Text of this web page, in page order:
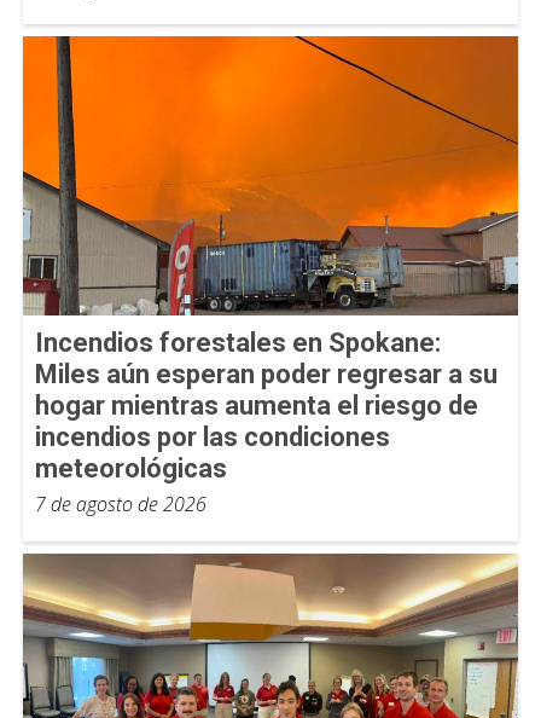
Incendios forestales en Spokane:
Miles aún esperan poder regresar a su
hogar mientras aumenta el riesgo de
incendios por las condiciones
meteorológicas
7 de agosto de 2026